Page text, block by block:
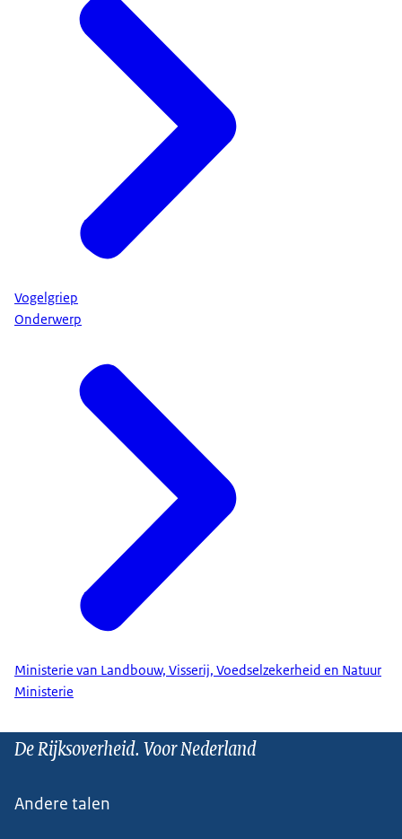
Vogelgriep
Onderwerp
Ministerie van Landbouw, Visserij, Voedselzekerheid en Natuur
Ministerie
De Rijksoverheid. Voor Nederland
Andere talen